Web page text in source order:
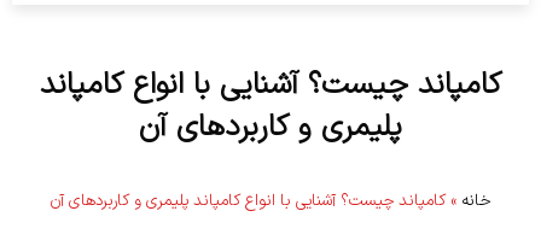
کامپاند چیست؟ آشنایی با انواع کامپاند
پلیمری و کاربردهای آن
خانه »کامپاند چیست؟ آشنایی با انواع کامپاند پلیمری و کاربردهای آن